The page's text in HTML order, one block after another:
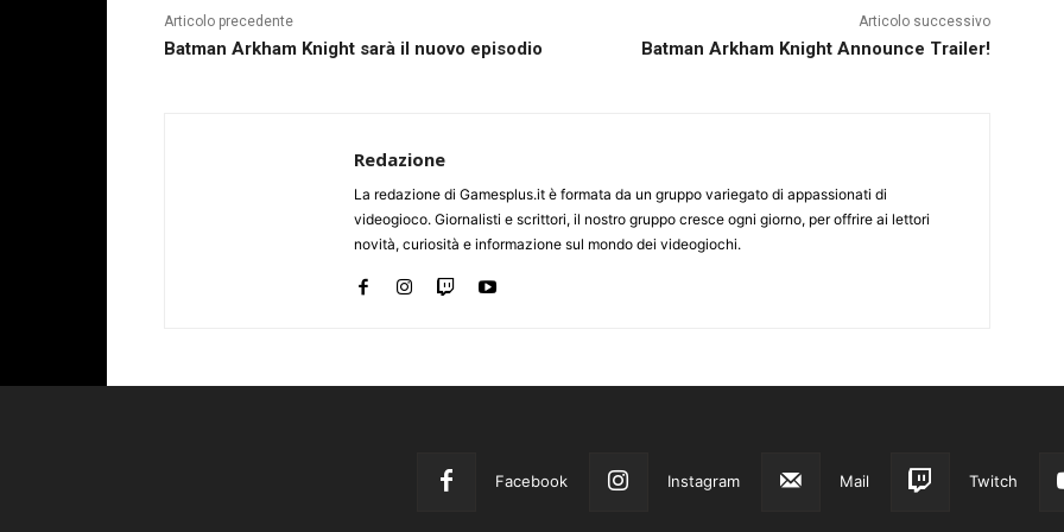
Articolo precedente
Batman Arkham Knight sarà il nuovo episodio
Articolo successivo
Batman Arkham Knight Announce Trailer!
Redazione
La redazione di Gamesplus.it è formata da un gruppo variegato di appassionati di
videogioco. Giornalisti e scrittori, il nostro gruppo cresce ogni giorno, per offrire ai lettori
novità, curiosità e informazione sul mondo dei videogiochi.
Facebook Instagram Mail Twitch